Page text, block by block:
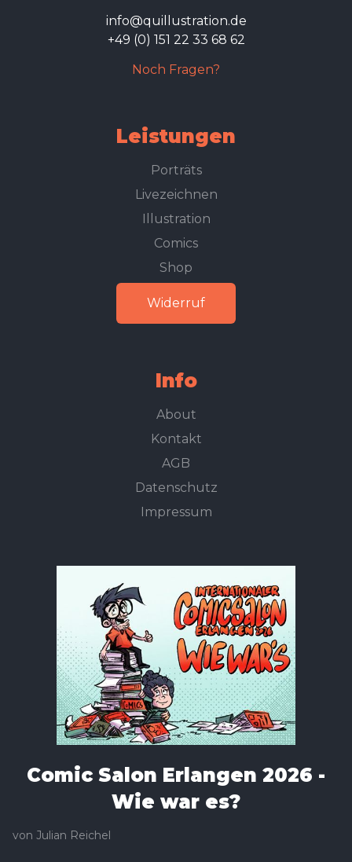
info@quillustration.de
+49 (0) 151 22 33 68 62
Noch Fragen?
Leistungen
Porträts
Livezeichnen
Illustration
Comics
Shop
Widerruf
Info
About
Kontakt
AGB
Datenschutz
Impressum
Comic Salon Erlangen 2026 -
Wie war es?
von Julian Reichel